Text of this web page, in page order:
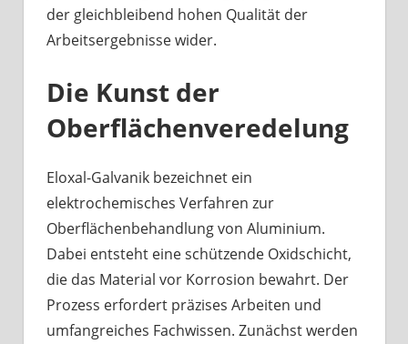
der gleichbleibend hohen Qualität der
Arbeitsergebnisse wider.
Die Kunst der
Oberflächenveredelung
Eloxal-Galvanik bezeichnet ein
elektrochemisches Verfahren zur
Oberflächenbehandlung von Aluminium.
Dabei entsteht eine schützende Oxidschicht,
die das Material vor Korrosion bewahrt. Der
Prozess erfordert präzises Arbeiten und
umfangreiches Fachwissen. Zunächst werden